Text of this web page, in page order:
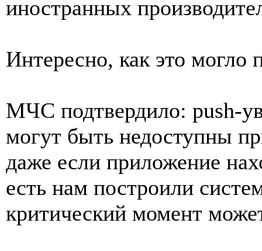
иностранных
Интересно, как это могло
МЧС подтвердило: push-
могут быть недоступны
даже если приложение
есть нам построили
критический момент